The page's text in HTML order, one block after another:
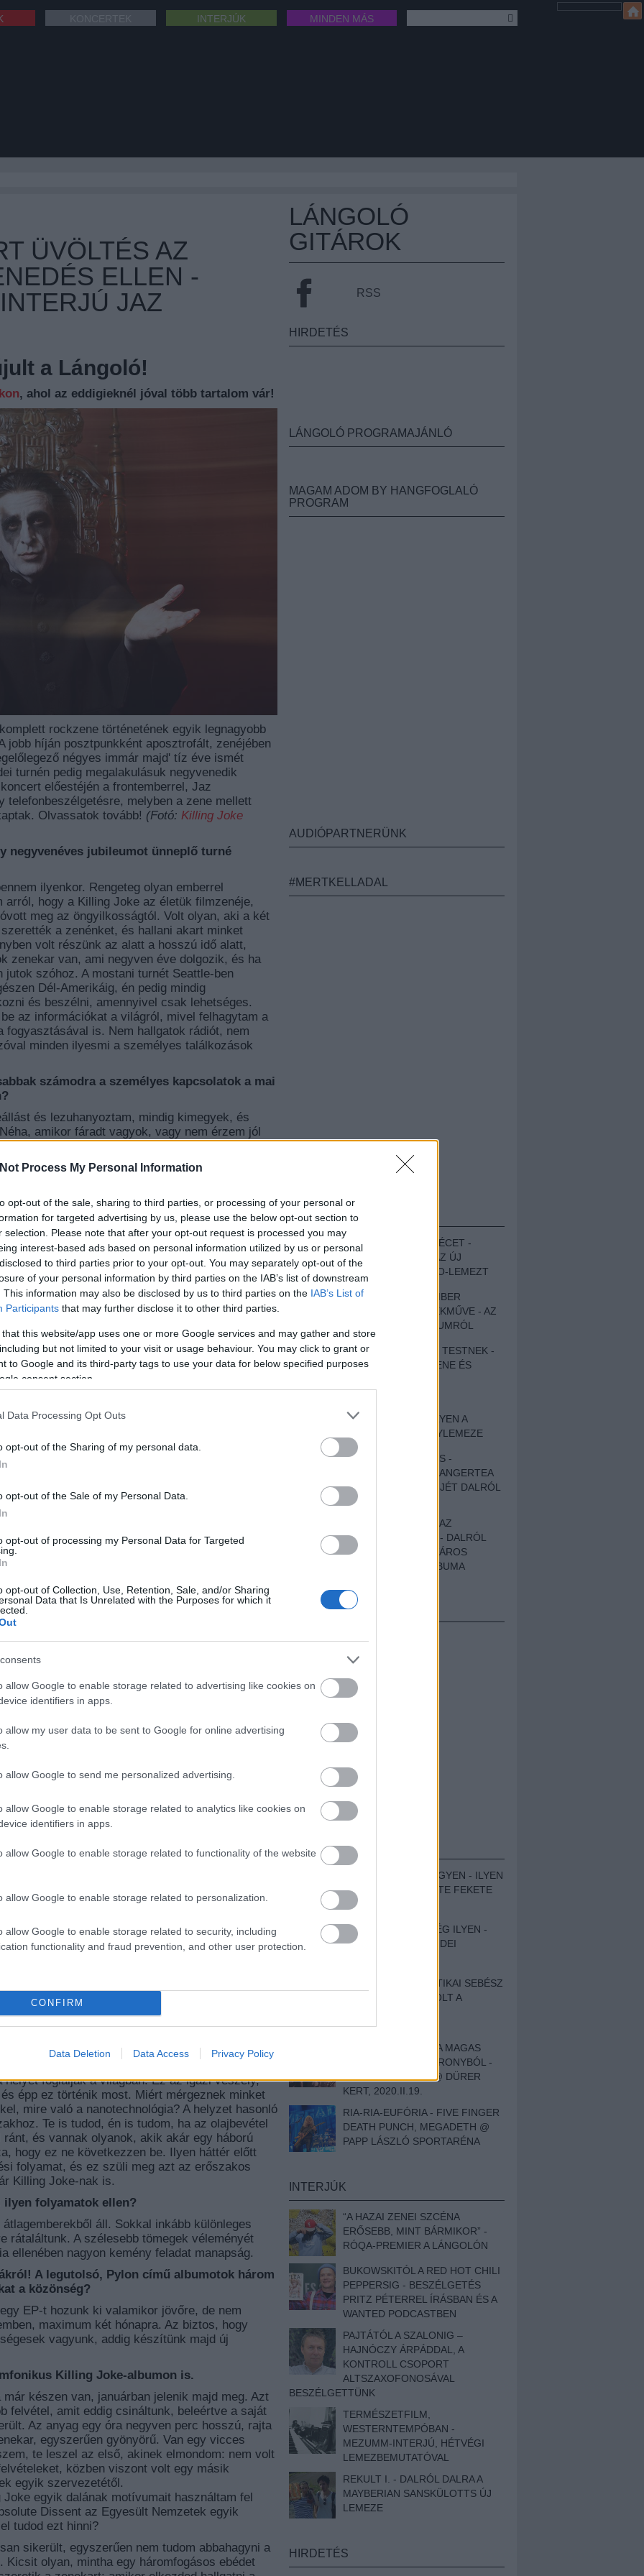
Process My Personal Information
opt-out of the sale, sharing to third parties, or processing of your personal or
for targeted advertising by us, please use the below opt-out section to
selection. Please note that after your opt-out request is processed you may
interest-based ads based on personal information utilized by us or personal
to third parties prior to your opt-out. You may separately opt-out of the
of your personal information by third parties on the IAB’s list of downstream
This information may also be disclosed by us to third parties on the IAB’s List of
Participants that may further disclose it to other third parties.
that this website/app uses one or more Google services and may gather and store
but not limited to your visit or usage behaviour. You may click to grant or
to Google and its third-party tags to use your data for below specified purposes
consent section.
Data Processing Opt Outs
opt-out of the Sharing of my personal data.
opt-out of the Sale of my Personal Data.
opt-out of processing my Personal Data for Targeted
opt-out of Collection, Use, Retention, Sale, and/or Sharing
Data that Is Unrelated with the Purposes for which it
allow Google to enable storage related to advertising like cookies on
identifiers in apps.
allow my user data to be sent to Google for online advertising
allow Google to send me personalized advertising.
allow Google to enable storage related to analytics like cookies on
identifiers in apps.
allow Google to enable storage related to functionality of the website
allow Google to enable storage related to personalization.
allow Google to enable storage related to security, including
functionality and fraud prevention, and other user protection.
CONFIRM
Data Deletion Data Access Privacy Policy
INTERJÚK MINDEN MÁS
ÜVÖLTÉS AZ
ELLEN -
JAZ
a Lángoló!
, ahol az eddigieknél jóval több tartalom vár!
rockzene történetének egyik legnagyobb
jobb híján posztpunkként aposztrofált, zenéjében
négyes immár majd' tíz éve ismét
turnén pedig megalakulásuk negyvenedik
előestéjén a frontemberrel, Jaz
telefonbeszélgetésre, melyben a zene mellett
Olvassatok tovább! (Fotó: Killing Joke
negyvenéves jubileumot ünneplő turné
ilyenkor. Rengeteg olyan emberrel
hogy a Killing Joke az életük filmzenéje,
meg az öngyilkosságtól. Volt olyan, aki a két
a zenénket, és hallani akart minket
volt részünk az alatt a hosszú idő alatt,
zenekar van, ami negyven éve dolgozik, és ha
jutok szóhoz. A mostani turnét Seattle-ben
Dél-Amerikáig, én pedig mindig
és beszélni, amennyivel csak lehetséges.
az információkat a világról, mivel felhagytam a
fogyasztásával is. Nem hallgatok rádiót, nem
minden ilyesmi a személyes találkozások
számodra a személyes kapcsolatok a mai
és lezuhanyoztam, mindig kimegyek, és
amikor fáradt vagyok, vagy nem érzem jól
de próbálok minél többször így tenni, mert ebben
egyáltalán nem klasszikus rocksztárok
hogy mi egyek vagyunk a
a gyülekezőkkel, így aztán soha nem is
állított figurának, és meglehetősen
így viselkednek.
sosem volt az a klasszikus rock 'n roll
amikor elindítottátok a zenekart?
vagyunk, akik abban hittek, hogy a zene
egészen a kezdetek óta. Biztosak voltunk
az elmúlt negyven évre nem véletlen,
megalapítottuk a zenekart 1978-ban,
magunkat egy ideának, ami végül az egész
fontos dolog.
szellemi misszió volt?
a Killing Joke-nak mindig fontos része volt a
ezt egy küldetésnek is. Hogy őszintén
Nemrég jártunk az Egyesült Államokban,
mi történik: arról, hogyan nyer teret újra a
óta köztudott, hogy hogyan figyeli az emberek
Az emberek nem mernek többé
az érzéseiket. Mindenki fél elmondani, mit
értelemben az, hogy az ilyen fájdalmas
11-e megszervezett, belső munka
épüljön fel, ami egyáltalán nem működik
Európai Unió szétesését, a populista politikusok
akár a nemzetközi konfliktusokat
Joke dalai ezekről a bizonytalan, utópisztikus
zenekar foglalkozik ezekkel a témákkal. Ezért
az apokalipszis víziója. Mit gondolsz
emberiség esélyeiről?
periódus. Öt ilyen esemény már volt a Föld
lépünk át a hatodik ilyen korszakba. Fajok
évtizedes távlatokban, és ha túl akarjuk élni ezt
kell magunkon, a testi igényeinken. Van
agresszívvá és állatiassá tesz minket. Akár
korába, ahol képesek leszünk
és közben elveszítjük azt, hogy képesek
A Killing Joke, ha úgy tetszik, egy palackba
folyamatok ellen. A zenénkkel dolgozzuk
zajlik.
amikor az emberek nagy részét haszontalan
foglalják a világban. Ez az igazi veszély,
épp ez történik most. Miért mérgeznek minket
mire való a nanotechnológia? A helyzet hasonló
Te is tudod, én is tudom, ha az olajbevétel
és vannak olyanok, akik akár egy háború
hogy ez ne következzen be. Ilyen háttér előtt
folyamat, és ez szüli meg azt az erőszakos
Killing Joke-nak is.
ilyen folyamatok ellen?
áll. Sokkal inkább különleges
rátaláltunk. A szélesebb tömegek véleményét
ellenében nagyon kemény feladat manapság.
A legutolsó, Pylon című albumotok három
a közönség?
EP-t hozunk ki valamikor jövőre, de nem
maximum két hónapra. Az biztos, hogy
vagyunk, addig készítünk majd új
Killing Joke-albumon is.
készen van, januárban jelenik majd meg. Azt
felvétel, amit eddig csináltunk, beleértve a saját
Az anyag egy óra negyven perc hosszú, rajta
egyszerűen gyönyörű. Van egy vicces
te leszel az első, akinek elmondom: nem volt
közben viszont volt egy másik
egyik szervezetétől.
egyik dalának motívumait használtam fel
Dissent az Egyesült Nemzetek egyik
tudod ezt hinni?
sikerült, egyszerűen nem tudom abbahagyni a
Kicsit olyan, mintha egy háromfogásos ebédet
LÁNGOLÓ
GITÁROK
RSS
HIRDETÉS
LÁNGOLÓ PROGRAMAJÁNLÓ
MAGAM ADOM BY HANGFOGLALÓ
PROGRAM
AUDIÓPARTNERÜNK
#MERTKELLADAL
EZT HALLGASD!
MEGUGROTTÁK A LÉCET -
MEGHALLGATTUK AZ ÚJ
PROTEST THE HERO-LEMEZT
EGY DÜHÖS VÉNEMBER
UNIVERZÁLIS REMEKMŰVE - AZ
ÚJ BOB DYLAN-ALBUMRÓL
ZENE LÉLEKNEK ÉS TESTNEK -
AUTENTIKUS NÉPZENE ÉS
SZOMORKODÁS - ILYEN A
KATATONIA ÚJ NAGYLEMEZE
CROCODILE NERVES -
HALLGASD MEG AZ ANGERTEA
MA MEGJELENT EP-JÉT DALRÓL
DALRA!
A FELELŐSSÉGTŐL AZ
ELLOPOTT FÖLDIG - DALRÓL
DALRA A KÉPZELT VÁROS
SAMIZDAT CÍMŰ ALBUMA
HIRDETÉS
BESZÁMOLÓK
ZENÉS TÁBOR A HEGYEN - ILYEN
VOLT A VÍRUS SZÜLTE FEKETE
ZAJ FESZTIVÁL
SOHA NEM VOLT MÉG ILYEN -
BESZÁMOLÓNK AZ IDEI
EGY HALLÁSPLASZTIKAI SEBÉSZ
NAPLÓJA - ILYEN VOLT A
DOKUMENTUMFILM
MÉLY FÉRFIBÁNAT A MAGAS
ELEFÁNTCSONTTORONYBÓL -
LEPROUS, KLONE @ DÜRER
KERT, 2020.II.19.
RIA-RIA-EUFÓRIA - FIVE FINGER
DEATH PUNCH, MEGADETH @
PAPP LÁSZLÓ SPORTARÉNA
INTERJÚK
“A HAZAI ZENEI SZCÉNA
ERŐSEBB, MINT BÁRMIKOR” -
RÓQA-PREMIER A LÁNGOLÓN
BUKOWSKITÓL A RED HOT CHILI
PEPPERSIG - BESZÉLGETÉS
PRITZ PÉTERREL ÍRÁSBAN ÉS A
WANTED PODCASTBEN
PAJTÁTÓL A SZALONIG –
HAJNÓCZY ÁRPÁDDAL, A
KONTROLL CSOPORT
ALTSZAXOFONOSÁVAL
BESZÉLGETTÜNK
TERMÉSZETFILM,
WESTERNTEMPÓBAN -
MEZUMM-INTERJÚ, HÉTVÉGI
LEMEZBEMUTATÓVAL
REKULT I. - DALRÓL DALRA A
MAYBERIAN SANSKÜLOTTS ÚJ
LEMEZE
HIRDETÉS